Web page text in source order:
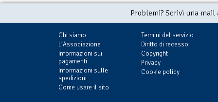
Problemi? Scrivi una
Chi siamo
L'Associazione
Informazioni sui
pagamenti
Informazioni sulle
spedizioni
Come usare il sito
Termini del servizio
Diritto di recesso
Copyright
Privacy
Cookie policy